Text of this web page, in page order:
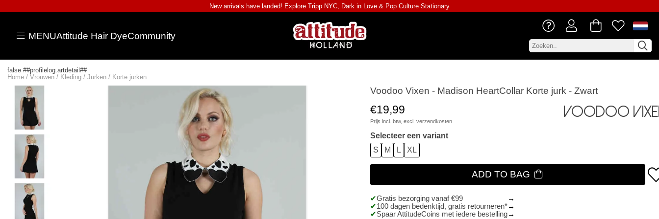
New arrivals have landed! Explore Tripp NYC, Dark in Love & Pop Culture Stationary
MENUAttitude Hair DyeCommunity
false ##profilelog.artdetail##
Home / Vrouwen / Kleding / Jurken / Korte jurken
Voodoo Vixen - Madison HeartCollar Korte jurk - Zwart
€19,99
Prijs incl. btw, excl. verzendkosten
Voodoo
Selecteer een variant
S
M L XL
ADD TO BAG
Gratis bezorging vanaf €99
100 dagen bedenktijd, gratis retourneren*
Spaar AttitudeCoins met iedere bestelling